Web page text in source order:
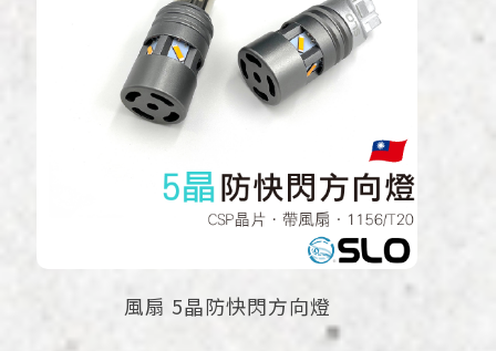
風扇 5晶防快閃方向燈